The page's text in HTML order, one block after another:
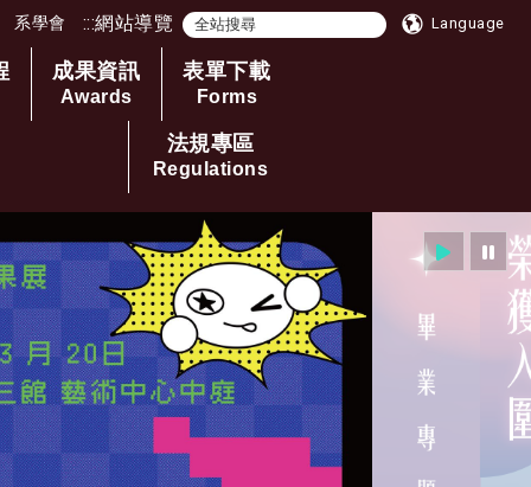
系學會 :::網站導覽 Language
成果資訊
Awards
表單下載
Forms
法規專區
Regulations